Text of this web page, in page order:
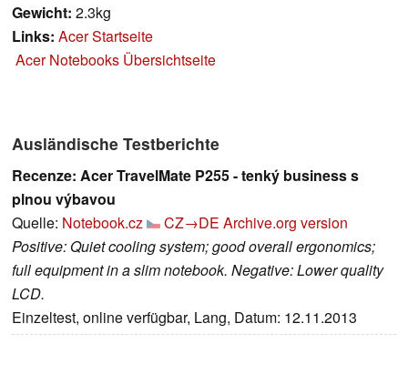
Gewicht: 2.3kg
Links: Acer Startseite
Acer Notebooks Übersichtseite
Ausländische Testberichte
Recenze: Acer TravelMate P255 - tenký business s
plnou výbavou
Quelle: Notebook.cz CZ→DE Archive.org version
Positive: Quiet cooling system; good overall ergonomics;
full equipment in a slim notebook. Negative: Lower quality
LCD.
Einzeltest, online verfügbar, Lang, Datum: 12.11.2013